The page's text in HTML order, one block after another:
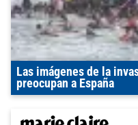
Las imágenes de la
preocupan a España